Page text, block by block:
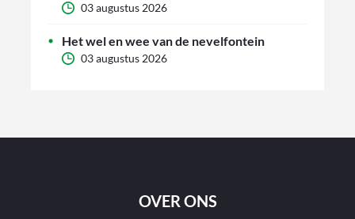
03 augustus 2026
Het wel en wee van de nevelfontein
03 augustus 2026
OVER ONS